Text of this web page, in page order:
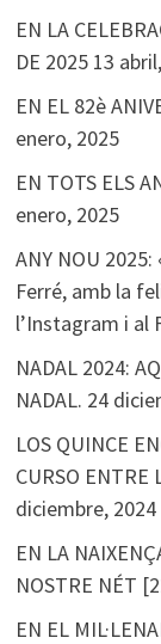
EN LA
DE 2025 13
EN EL 82è
enero, 2025
EN TOTS ELS
enero, 2025
ANY NOU
Ferré, amb la
l’Instagram i al
NADAL 2024:
NADAL. 24
LOS QUINCE
CURSO ENTRE
diciembre, 2024
EN LA
NOSTRE NÉT
EN EL